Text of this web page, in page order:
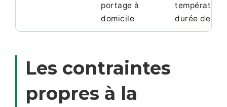
portage à
domicile
température,
durée de vie
Les contraintes
propres à la